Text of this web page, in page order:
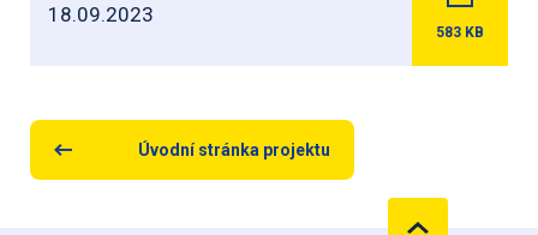
18.09.2023
583 KB
Úvodní stránka projektu